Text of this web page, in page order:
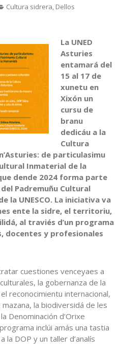
Cultura sidrera, Dellos
La UNED
Asturies
entamará del
15 al 17 de
xunetu en
Xixón un
cursu de
branu
dedicáu a la
Cultura
de particulasimu
Inmaterial de la
dende 2024 forma parte
Padremuñu Cultural
la UNESCO. La iniciativa va
ente la sidre, el territoriu,
al traviés d’un programa
docentes y profesionales
cuestiones venceyaes a
la gobernanza de la
reconocimientu internacional,
la biodiversidá de les
Denominación d’Orixe
inclúi amás una tastia
la DOP y un taller d’analís